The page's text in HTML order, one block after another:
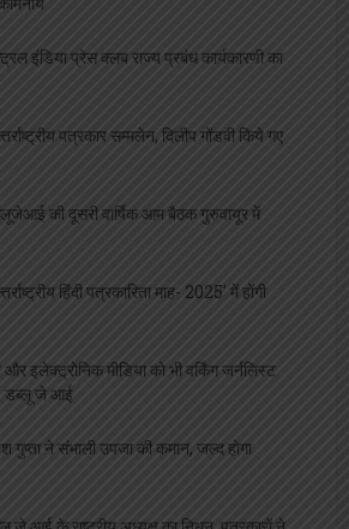
इंडिया प्रेस क्लब राज्य प्रबंध कार्यकारणी का
पत्रकार सम्मलेन, दिलीप गोंडवी किये गए
की दूसरी वार्षिक आम बैठक गुरुवायूर में
हिंदी पत्रकारिता माह- 2025′ में होंगी
इलेक्ट्रोनिक मीडिया को भी वर्किंग जर्नलिस्ट
डब्लू जे आई
गुप्ता ने संभाली उपजा की कमान, जल्द होगा